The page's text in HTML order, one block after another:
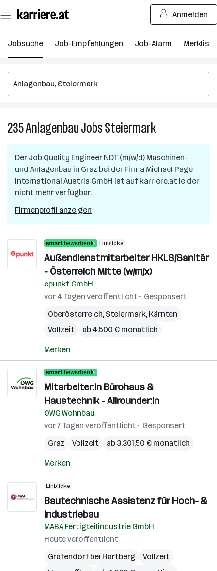
Seiteninhalt
springen
Anmelden
Jobsuche Job-Empfehlungen Job-Alarm Merkliste
235AnlagenbauJobsSteiermark235
in
Steiermark
Der Job Quality Engineer NDT (m/w/d) Maschinen-
und Anlagenbau in Graz bei der Firma Michael Page
International Austria GmbH ist auf karriere.at leider
nicht mehr verfügbar.
Firmenprofil anzeigen
Einblicke
Außendienstmitarbeiter HKLS/Sanitär
- Österreich Mitte (w/m/x)
epunkt GmbH
vor 4 Tagen veröffentlicht
Gesponsert
Oberösterreich, Steiermark, Kärnten
Vollzeit
ab 4.500 € monatlich
Merken
Mitarbeiter:in Bürohaus &
Haustechnik - Allrounder:in
ÖWG Wohnbau
vor 7 Tagen veröffentlicht
Gesponsert
Graz
Vollzeit ab 3.301,50 € monatlich
Merken
Einblicke
Bautechnische Assistenz für Hoch- &
Industriebau
MABA Fertigteilindustrie GmbH
Heute veröffentlicht
Grafendorf bei Hartberg
Vollzeit